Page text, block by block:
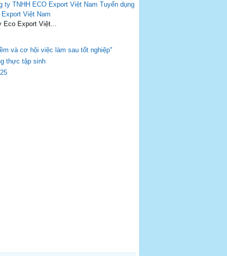
Tuyển dụng
Việt Nam
Eco Export Việt...
và cơ hội việc làm sau tốt nghiệp"
thực tập sinh